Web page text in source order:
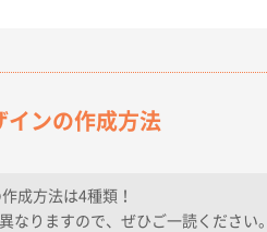
09:23
インの作成方法
成方法は4種類！
なりますので、ぜひご一読ください。